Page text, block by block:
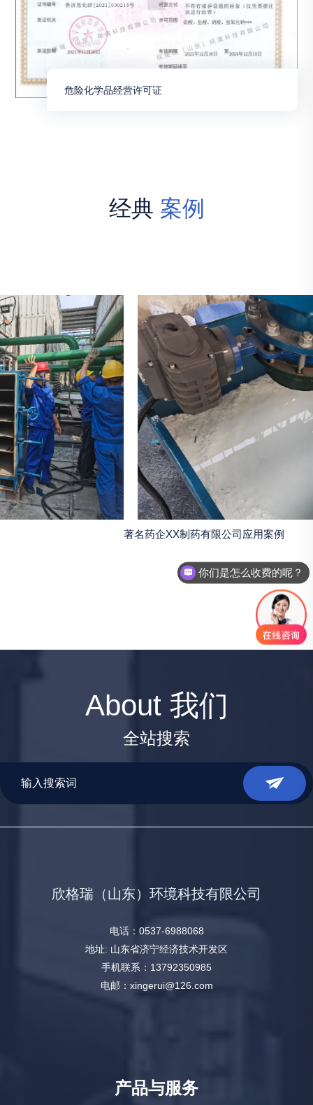
危险化学品经营许可证
经典 案例
著名药企XX制药有限公司应用案例
About 我们
全站搜索
欣格瑞（山东）环境科技有限公司
电话：0537-6988068
地址: 山东省济宁经济技术开发区
手机联系：13792350985
电邮：xingerui@126.com
产品与服务
你们是怎么收费的呢？